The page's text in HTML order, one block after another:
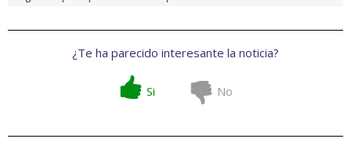
¿Te ha parecido interesante la noticia?
Si No